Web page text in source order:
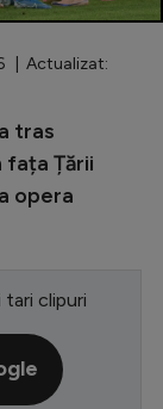
| Actualizat:
tras
fața Țării
opera
tari clipuri